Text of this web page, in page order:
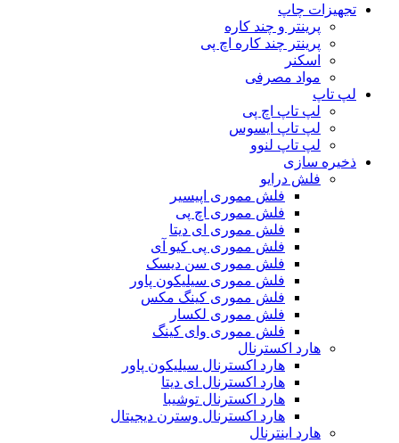
تجهیزات چاپ
پرینتر و چند کاره
پرینتر چند کاره اچ پی
اسکنر
مواد مصرفی
لپ تاپ
لپ تاپ اچ پی
لپ تاپ ایسوس
لپ تاپ لنوو
ذخیره سازی
فلش درایو
فلش مموری اپیسیر
فلش مموری اچ پی
فلش مموری ای دیتا
فلش مموری پی کیو آی
فلش مموری سن دیسک
فلش مموری سیلیکون پاور
فلش مموری کینگ مکس
فلش مموری لکسار
فلش مموری وای کینگ
هارد اکسترنال
هارد اکسترنال سیلیکون پاور
هارد اکسترنال ای دیتا
هارد اکسترنال توشیبا
هارد اکسترنال وسترن دیجیتال
هارد اینترنال